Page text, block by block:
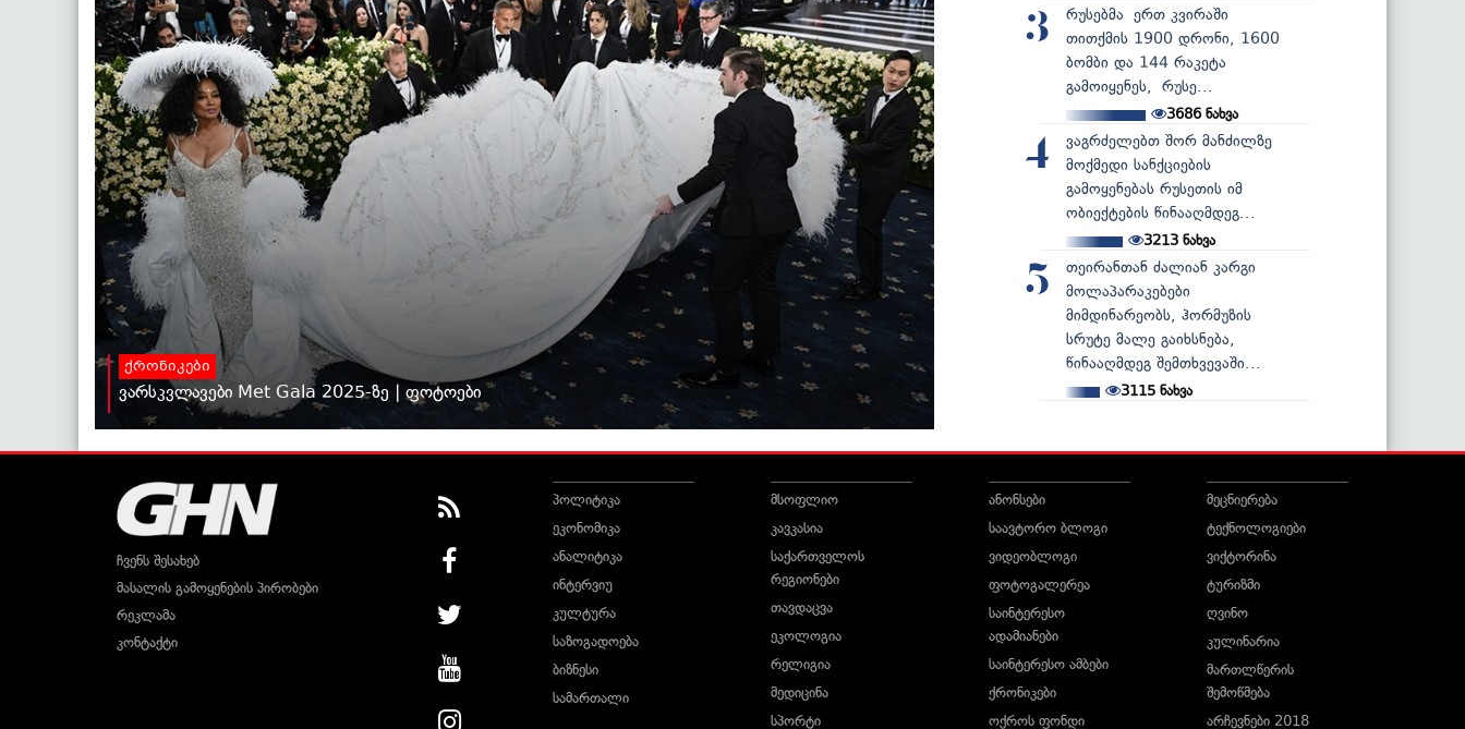
ქრონიკები
ვარსკვლავები Met Gala 2025-ზე | ფოტოები
3
რუსებმა ერთ კვირაში
თითქმის 1900 დრონი, 1600
ბომბი და 144 რაკეტა
გამოიყენეს, რუსე...
3686ნახვა
4
ვაგრძელებთ შორ მანძილზე
მოქმედი სანქციების
გამოყენებას რუსეთის იმ
ობიექტების წინააღმდეგ...
3213ნახვა
5
თეირანთან ძალიან კარგი
მოლაპარაკებები
მიმდინარეობს, ჰორმუზის
სრუტე მალე გაიხსნება,
წინააღმდეგ შემთხვევაში...
3115 ნახვა
ჩვენს შესახებ
მასალის გამოყენების პირობები
რეკლამა
კონტაქტი
პოლიტიკა
ეკონომიკა
ანალიტიკა
ინტერვიუ
კულტურა
საზოგადოება
ბიზნესი
სამართალი
მსოფლიო
კავკასია
საქართველოს
რეგიონები
თავდაცვა
ეკოლოგია
რელიგია
მედიცინა
სპორტი
ანონსები
საავტორო ბლოგი
ვიდეობლოგი
ფოტოგალერეა
საინტერესო
ადამიანები
საინტერესო ამბები
ქრონიკები
ოქროს ფონდი
მეცნიერება
ტექნოლოგიები
ვიქტორინა
ტურიზმი
ღვინო
კულინარია
მართლწერის
შემოწმება
არჩევნები 2018